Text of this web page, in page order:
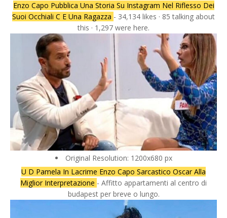
Enzo Capo Pubblica Una Storia Su Instagram Nel Riflesso Dei
Suoi Occhiali C E Una Ragazza - 34,134 likes · 85 talking about
this · 1,297 were here.
Original Resolution: 1200x680 px
U D Pamela In Lacrime Enzo Capo Sarcastico Oscar Alla
Miglior Interpretazione - Affitto appartamenti al centro di
budapest per breve o lungo.